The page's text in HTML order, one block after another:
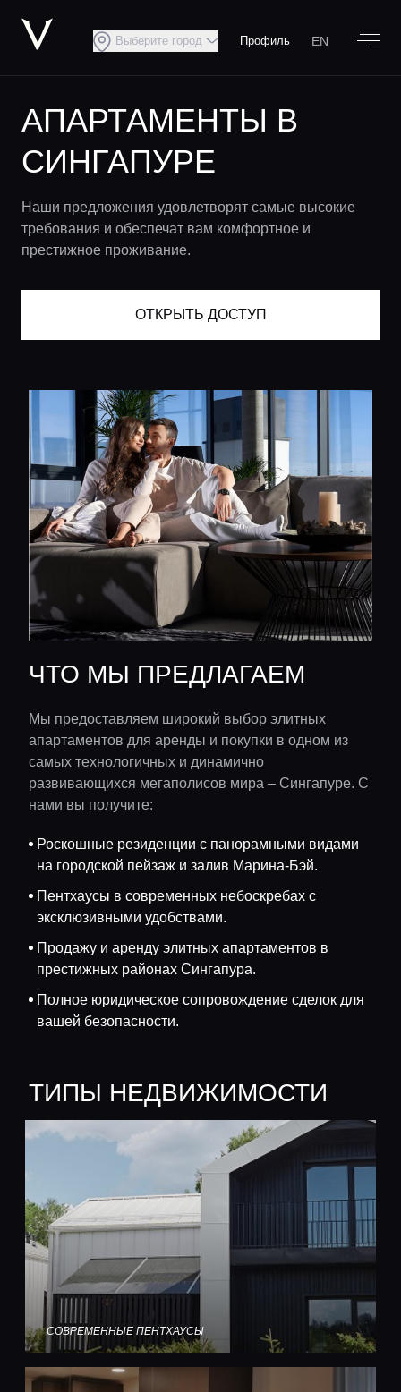
Выберите город Профиль EN
АПАРТАМЕНТЫ В
СИНГАПУРЕ
Наши предложения удовлетворят самые высокие
требования и обеспечат вам комфортное и
престижное проживание.
ОТКРЫТЬ ДОСТУП
ЧТО МЫ ПРЕДЛАГАЕМ
Мы предоставляем широкий выбор элитных
апартаментов для аренды и покупки в одном из
самых технологичных и динамично
развивающихся мегаполисов мира – Сингапуре. С
нами вы получите:
Роскошные резиденции с панорамными видами
на городской пейзаж и залив Марина-Бэй.
Пентхаусы в современных небоскребах с
эксклюзивными удобствами.
Продажу и аренду элитных апартаментов в
престижных районах Сингапура.
Полное юридическое сопровождение сделок для
вашей безопасности.
ТИПЫ НЕДВИЖИМОСТИ
СОВРЕМЕННЫЕ ПЕНТХАУСЫ